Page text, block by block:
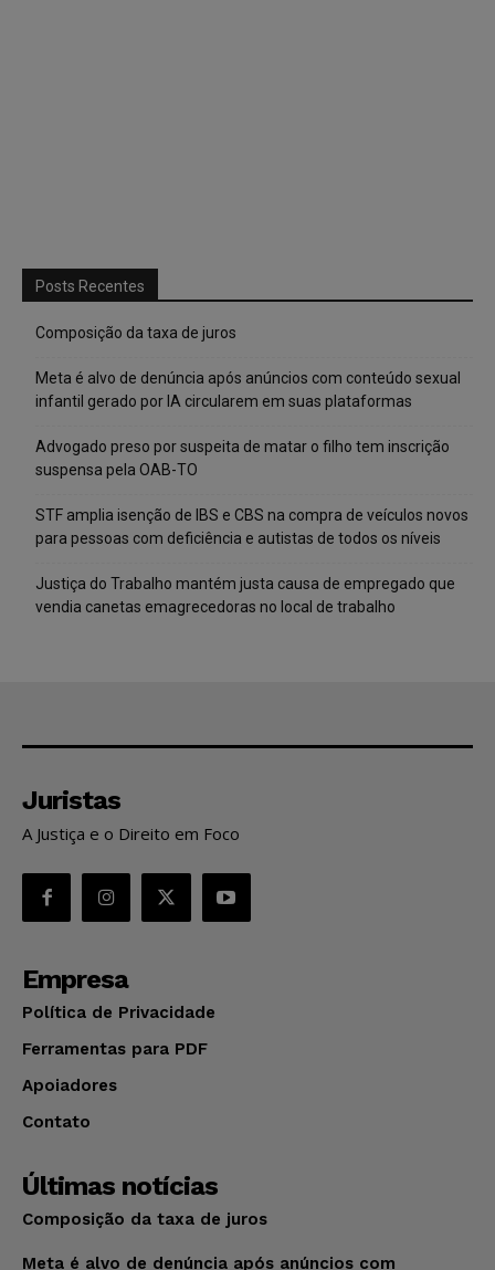
Posts Recentes
Composição da taxa de juros
Meta é alvo de denúncia após anúncios com conteúdo sexual
infantil gerado por IA circularem em suas plataformas
Advogado preso por suspeita de matar o filho tem inscrição
suspensa pela OAB-TO
STF amplia isenção de IBS e CBS na compra de veículos novos
para pessoas com deficiência e autistas de todos os níveis
Justiça do Trabalho mantém justa causa de empregado que
vendia canetas emagrecedoras no local de trabalho
Juristas
A Justiça e o Direito em Foco
Empresa
Política de Privacidade
Ferramentas para PDF
Apoiadores
Contato
Últimas notícias
Composição da taxa de juros
Meta é alvo de denúncia após anúncios com